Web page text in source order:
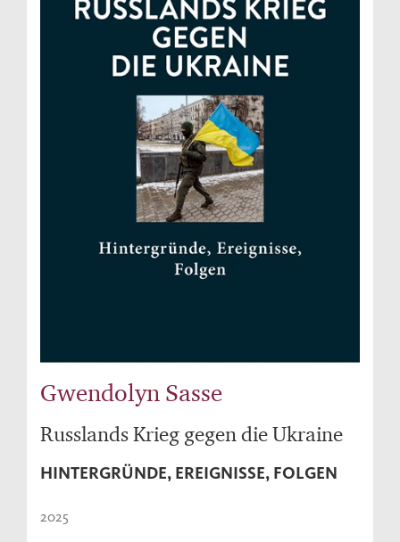
Gwendolyn Sasse
Russlands Krieg gegen die Ukraine
HINTERGRÜNDE, EREIGNISSE, FOLGEN
2025